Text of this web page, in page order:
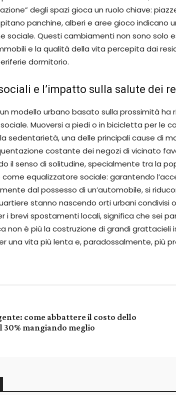
degli spazi gioca un ruolo chiave:
panchine, alberi e aree gioco indicano
sociale. Questi cambiamenti non sono
e la qualità della vita percepita dai
dormitorio.
e l’impatto sulla salute dei
un modello urbano basato sulla prossimità
Muoversi a piedi o in bicicletta per le
sedentarietà, una delle principali cause di
costante dei negozi di vicinato
il senso di solitudine, specialmente tra la
equalizzatore sociale: garantendo
dal possesso di un’automobile, si
stanno nascendo orti urbani condivisi
i brevi spostamenti locali, significa che sei
non è più la costruzione di grandi
una vita più lenta e, paradossalmente, più
come abbattere il costo dello
mangiando meglio